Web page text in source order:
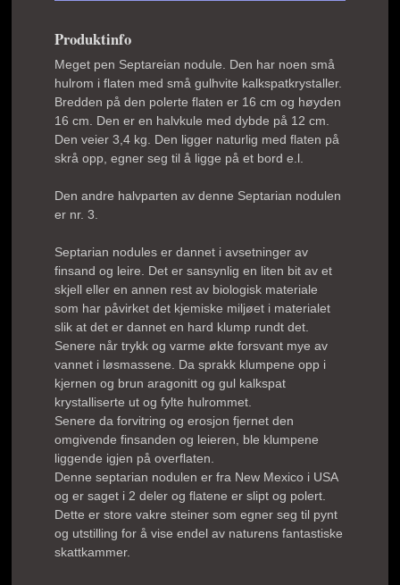
Produktinfo
Meget pen Septareian nodule. Den har noen små
hulrom i flaten med små gulhvite kalkspatkrystaller.
Bredden på den polerte flaten er 16 cm og høyden
16 cm. Den er en halvkule med dybde på 12 cm.
Den veier 3,4 kg. Den ligger naturlig med flaten på
skrå opp, egner seg til å ligge på et bord e.l.
Den andre halvparten av denne Septarian nodulen
er nr. 3.
Septarian nodules er dannet i avsetninger av
finsand og leire. Det er sansynlig en liten bit av et
skjell eller en annen rest av biologisk materiale
som har påvirket det kjemiske miljøet i materialet
slik at det er dannet en hard klump rundt det.
Senere når trykk og varme økte forsvant mye av
vannet i løsmassene. Da sprakk klumpene opp i
kjernen og brun aragonitt og gul kalkspat
krystalliserte ut og fylte hulrommet.
Senere da forvitring og erosjon fjernet den
omgivende finsanden og leieren, ble klumpene
liggende igjen på overflaten.
Denne septarian nodulen er fra New Mexico i USA
og er saget i 2 deler og flatene er slipt og polert.
Dette er store vakre steiner som egner seg til pynt
og utstilling for å vise endel av naturens fantastiske
skattkammer.